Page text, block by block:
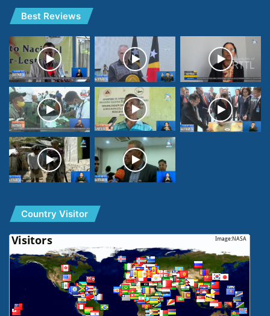
Best Reviews
Country Visitor